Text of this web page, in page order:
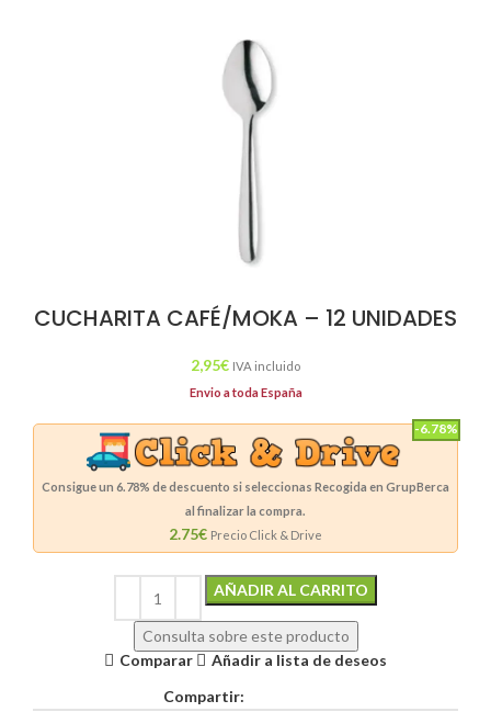
CUCHARITA CAFÉ/MOKA – 12 UNIDADES
2,95€ IVA incluido
Envio a toda España
-6.78%
Consigue un 6.78% de descuento si seleccionas Recogida en GrupBerca
al finalizar la compra.
2.75€ Precio Click & Drive
AÑADIR AL CARRITO
Consulta sobre este producto
Comparar
Añadir a lista de deseos
Compartir: